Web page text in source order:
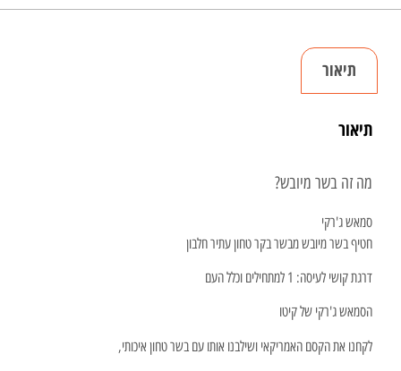
תיאור
תיאור
מה זה בשר מיובש?
סמאש ג'רקי
חטיף בשר מיובש מבשר בקר טחון עתיר חלבון
​דרגת קושי לעיסה: 1 למתחילים וכלל העם
הסמאש ג'רקי של קיטו
לקחנו את הקסם האמריקאי ושילבנו אותו עם בשר טחון איכותי,